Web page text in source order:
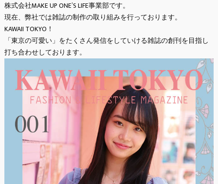
株式会社MAKE UP ONE’S LIFE事業部です。
現在、弊社では雑誌の制作の取り組みを行っております。
KAWAII TOKYO！
「東京の可愛い」をたくさん発信をしていける雑誌の創刊を目指し
打ち合わせしております。